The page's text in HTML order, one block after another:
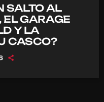
SALTO AL
GARAGE
Y LA
CASCO?